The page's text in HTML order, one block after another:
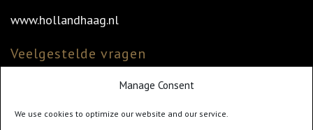
Manage Consent
We use cookies to optimize our website and our service.
www.hollandhaag.nl
Veelgestelde vragen
Veelgestelde vragen